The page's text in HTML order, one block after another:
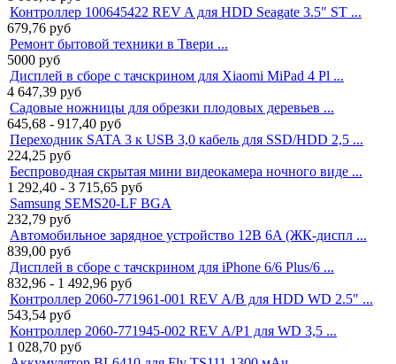
Контроллер 100645422 REV A для HDD Seagate 3.5" ST ...
679,76 руб
Ремонт бытовой техники в Твери ...
5000 руб
Дисплей в сборе с тачскрином для Xiaomi MiPad 4 Pl ...
4 647,39 руб
Садовые ножницы для обрезки плодовых деревьев ...
645,68 - 917,40 руб
Переходник SATA 3 к USB 3,0 кабель для SSD/HDD 2,5 ...
224,25 руб
Беспроводная скрытая мини видеокамера ночного виде ...
1 292,40 - 3 715,65 руб
Samsung SEMS20-LF BGA
232,79 руб
Автомобильное зарядное устройство 12В 6A (ЖК-диспл ...
839,00 руб
Дисплей в сборе с тачскрином для iPhone 6/6 Plus/6 ...
832,96 - 1 492,96 руб
Контроллер 2060-771961-001 REV A/B для HDD WD 2.5" ...
543,54 руб
Контроллер 2060-771945-002 REV A/P1 для WD 3,5 ...
1 028,70 руб